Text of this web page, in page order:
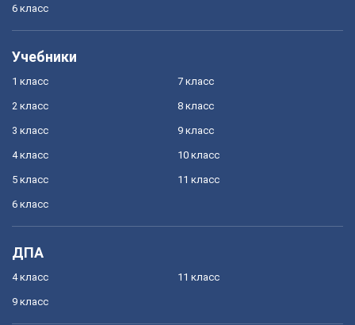
6 класс
Учебники
1 класс
2 класс
3 класс
4 класс
5 класс
6 класс
7 класс
8 класс
9 класс
10 класс
11 класс
ДПА
4 класс
9 класс
11 класс